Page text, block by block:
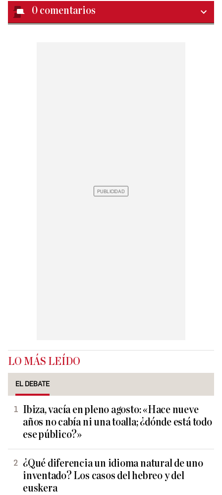
0 comentarios
LO MÁS LEÍDO
EL DEBATE
Ibiza, vacía en pleno agosto: «Hace nueve
años no cabía ni una toalla; ¿dónde está todo
ese público?»
¿Qué diferencia un idioma natural de uno
inventado? Los casos del hebreo y del
euskera